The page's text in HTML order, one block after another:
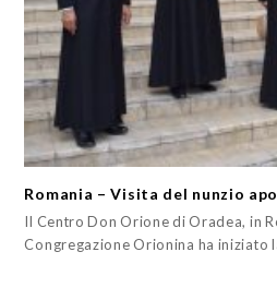
Romania – Visita del nunzio
Il Centro Don Orione di Oradea, in
Congregazione Orionina ha iniziato